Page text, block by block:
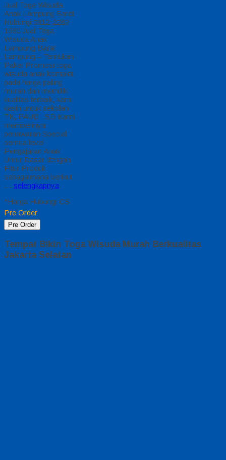
Jual Toga Wisuda
Anak Lampung Barat
Hubungi 0812-2282-
1060 Jual Toga
Wisuda Anak
Lampung Barat
Lampung – Temukan
Paket Promosi toga
wisuda anak komplet
pada harga paling
murah dan memiliki
kualitas terbaik, kami
kasih untuk sekolah
TK, PAUD , SD Kami
memberinya
penawaran Special
semua level
Pengajaran Anak
Umur Dasar dengan
Fitur Produk
sebagaimana berikut :
… selengkapnya
*Harga Hubungi CS
Pre Order
Pre Order
Tempat Bikin Toga Wisuda Murah Berkualitas
Jakarta Selatan